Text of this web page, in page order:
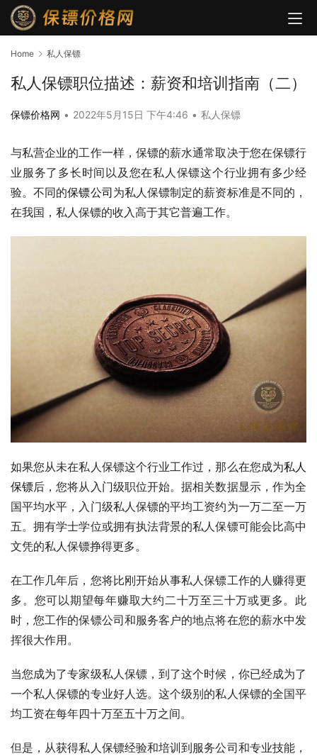
Home 私人保镖
私人保镖职位描述：薪资和培训指南（二）
保镖价格网 • 2022年5月15日 下午4:46 • 私人保镖
与私营企业的工作一样，保镖的薪水通常取决于您在保镖行
业服务了多长时间以及您在私人保镖这个行业拥有多少经
验。不同的保镖公司为私人保镖制定的薪资标准是不同的，
在我国，私人保镖的收入高于其它普遍工作。
如果您从未在私人保镖这个行业工作过，那么在您成为私人
保镖后，您将从入门级职位开始。据相关数据显示，作为全
国平均水平，入门级私人保镖的平均工资约为一万二至一万
五。拥有学士学位或拥有执法背景的私人保镖可能会比高中
文凭的私人保镖挣得更多。
在工作几年后，您将比刚开始从事私人保镖工作的人赚得更
多。您可以期望每年赚取大约二十万至三十万或更多。此
时，您工作的保镖公司和服务客户的地点将在您的薪水中发
挥很大作用。
当您成为了专家级私人保镖，到了这个时候，你已经成为了
一个私人保镖的专业好人选。这个级别的私人保镖的全国平
均工资在每年四十万至五十万之间。
但是，从获得私人保镖经验和培训到服务公司和专业技能，